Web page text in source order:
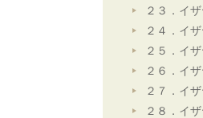
２３．イ
２４．イ
２５．イ
２６．イ
２７．イ
２８．イ